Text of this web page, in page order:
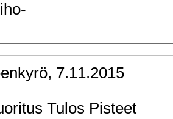
7.11.2015
Tulos Pisteet